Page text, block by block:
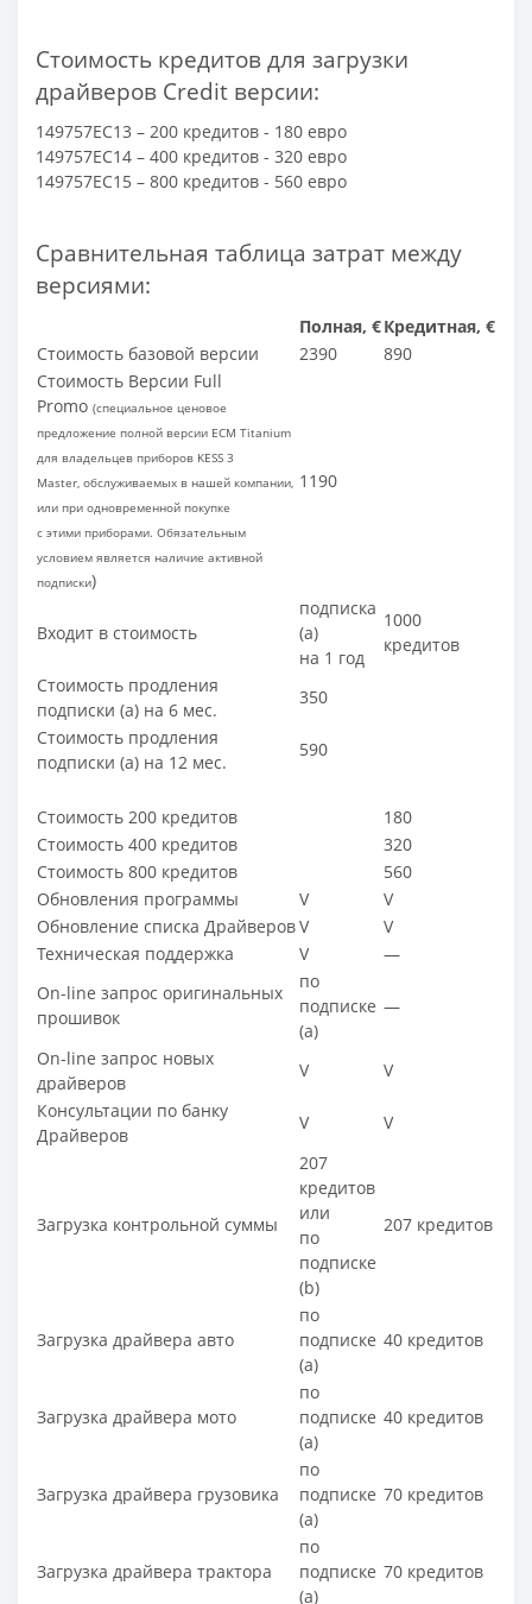
Стоимость кредитов для загрузки
драйверов Credit версии:
149757EC13 – 200 кредитов - 180 евро
149757EC14 – 400 кредитов - 320 евро
149757EC15 – 800 кредитов - 560 евро
Сравнительная таблица затрат между
версиями:
Полная, €Кредитная, €
Стоимость базовой версии
2390
890
Стоимость Версии Full
Promo (специальное ценовое
предложение полной версии ECM Titanium
для владельцев приборов KESS 3
Master, обслуживаемых в нашей компании,
или при одновременной покупке
с этими приборами. Обязательным
условием является наличие активной
подписки)
1190
Входит в стоимость
подписка
(a)
на 1 год
1000
кредитов
Стоимость продления
подписки (a) на 6 мес.
350
Стоимость продления
подписки (a) на 12 мес.
590
Стоимость 200 кредитов
180
Стоимость 400 кредитов
320
Стоимость 800 кредитов
560
Обновления программы
V
V
Обновление списка ДрайверовV
V
Техническая поддержка
V
—
On-line запрос оригинальных
прошивок
по
подписке
(a)
—
On-line запрос новых
драйверов
V
V
Консультации по банку
Драйверов
V V
Загрузка контрольной суммы
207
кредитов
или
по
подписке
(b)
207 кредитов
Загрузка драйвера авто
по
подписке
(a)
40 кредитов
Загрузка драйвера мото
по
подписке
(a)
40 кредитов
Загрузка драйвера грузовика
по
подписке
(a)
70 кредитов
Загрузка драйвера трактора
по
подписке
(a)
70 кредитов